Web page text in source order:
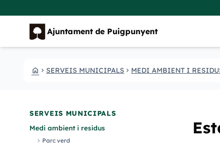
Ajuntament de Puigpunyent
HOME CHEVRON_RIGHT SERVEIS MUNICIPALS CHEVRON_RIGHT MEDI AMBIENT I
SERVEIS MUNICIPALS
Medi ambient i residus
chevron_right Parc verd